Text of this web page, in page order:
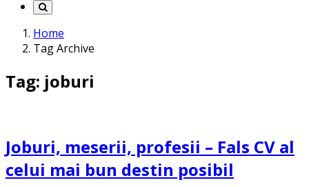
Home
Tag Archive
Tag: joburi
Joburi, meserii, profesii – Fals CV al
celui mai bun destin posibil